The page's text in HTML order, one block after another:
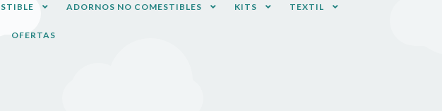
ADORNOS NO COMESTIBLES KITS TEXTIL
OFERTAS